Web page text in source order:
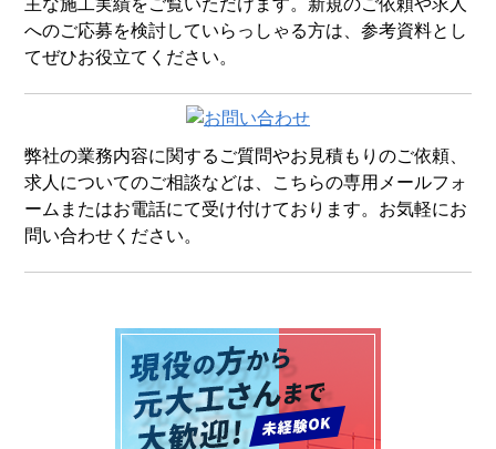
へのご応募を検討していらっしゃる方は、参考資料とし
てぜひお役立てください。
弊社の業務内容に関するご質問やお見積もりのご依頼、
求人についてのご相談などは、こちらの専用メールフォ
ームまたはお電話にて受け付けております。お気軽にお
問い合わせください。